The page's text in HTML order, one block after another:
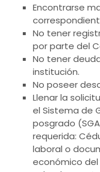
Encontrarse
No tener
por parte del
No tener
institución.
No poseer
Llenar la
el Sistema de
posgrado
requerida:
laboral o
económico